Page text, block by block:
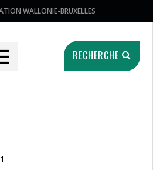
WALLONIE-BRUXELLES
RECHERCHE